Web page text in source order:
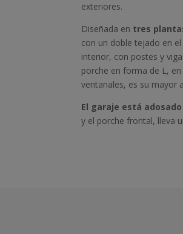
exteriores.
Diseñada en tres
con un doble tejado en
interior, con postes y
porche en forma de L,
ventanales, es su mayor
El garaje está
y el porche frontal, lleva